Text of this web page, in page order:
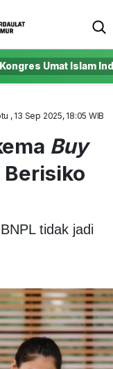
Umat Islam
, 13 Sep 2025, 18:05 WIB
Buy
tidak jadi